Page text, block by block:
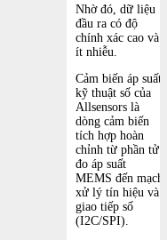
Nhờ đó, dữ liệu
đầu ra có độ
chính xác cao và
ít nhiễu.
Cảm biến áp suất
kỹ thuật số của
Allsensors là
dòng cảm biến
tích hợp hoàn
chỉnh từ phần tử
đo áp suất
MEMS đến mạch
xử lý tín hiệu và
giao tiếp số
(I2C/SPI).